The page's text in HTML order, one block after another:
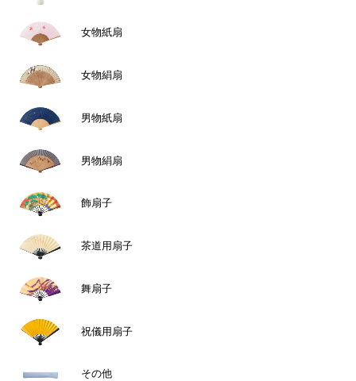
女物紙扇
女物絹扇
男物紙扇
男物絹扇
飾扇子
茶道用扇子
舞扇子
祝儀用扇子
その他